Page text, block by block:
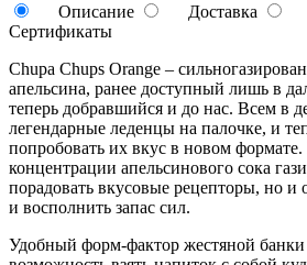
Описание
Доставка
Сертификаты
Chupa Chups Orange –
апельсина, ранее доступный лишь в
теперь добравшийся и до нас. Всем в
легендарные леденцы на палочке, и
попробовать их вкус в новом формате.
концентрации апельсинового сока
порадовать вкусовые рецепторы, но и
и восполнить запас сил.
Удобный форм-фактор жестяной банки